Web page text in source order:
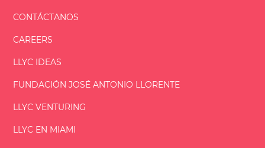
CONTÁCTANOS
CAREERS
LLYC IDEAS
FUNDACIÓNJOSÉ ANTONIO LLORENTE
LLYC VENTURING
LLYC EN MIAMI